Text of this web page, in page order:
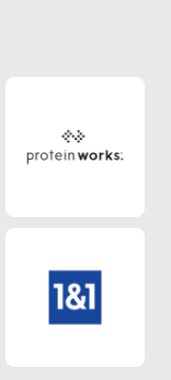
DACH Protein
1&1